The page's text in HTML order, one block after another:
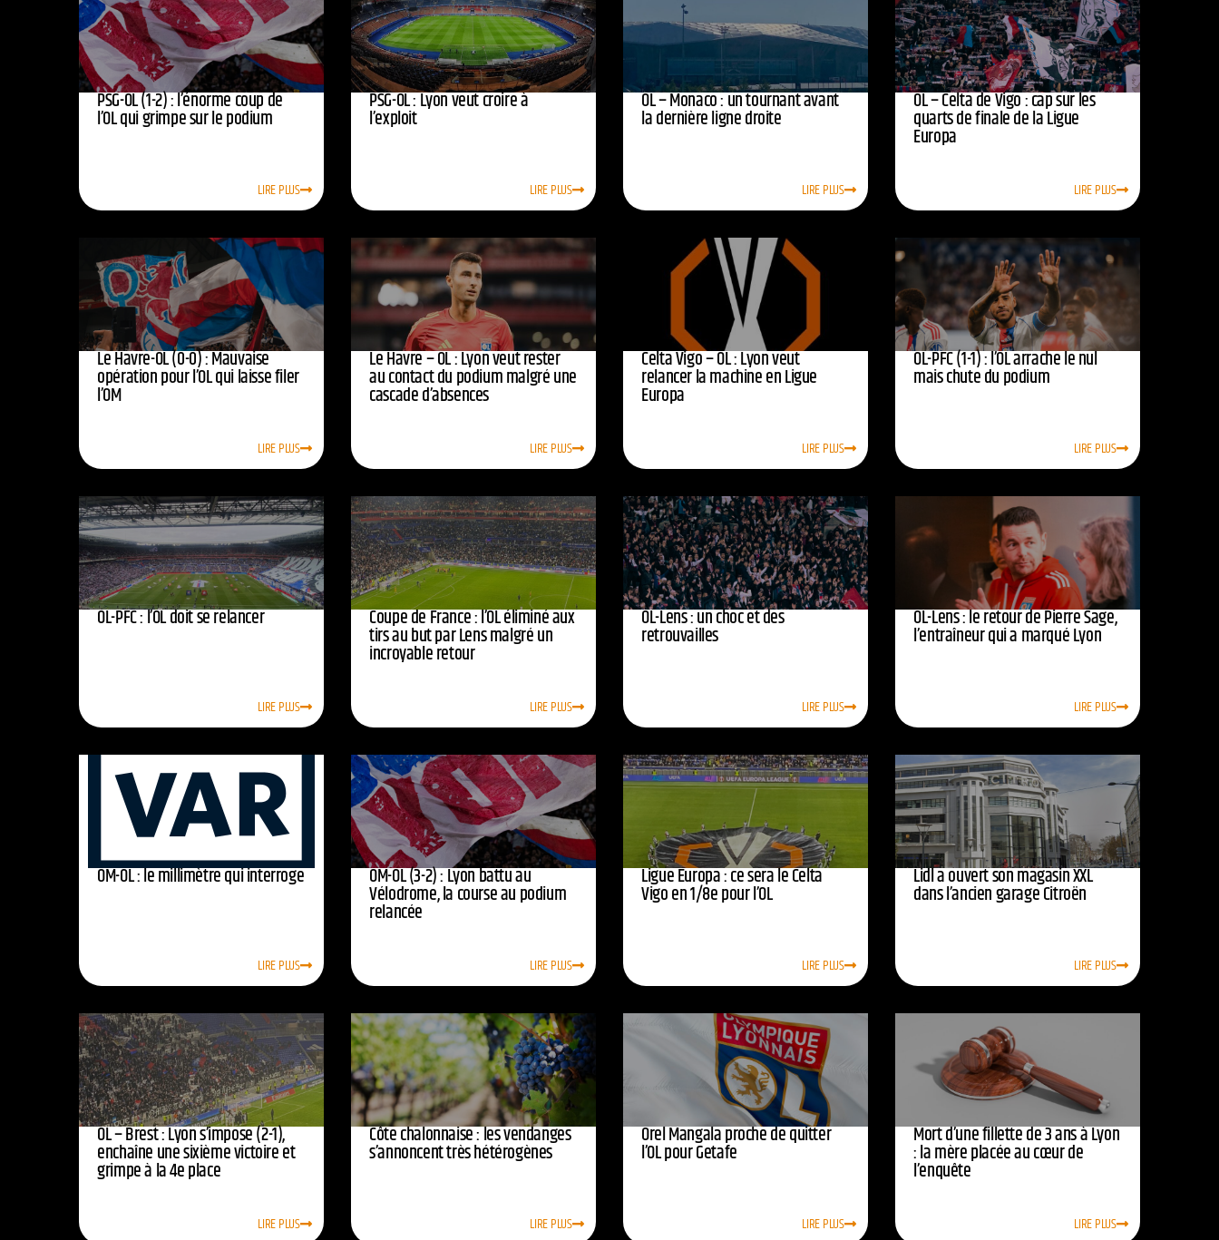
PSG-OL (1-2) : l’énorme coup de
l’OL qui grimpe sur le podium
LIRE PLUS
PSG-OL : Lyon veut croire à
l’exploit
LIRE PLUS
OL – Monaco : un tournant avant
la dernière ligne droite
LIRE PLUS
OL – Celta de Vigo : cap sur les
quarts de finale de la Ligue
Europa
LIRE PLUS
Le Havre-OL (0-0) : Mauvaise
opération pour l’OL qui laisse filer
l’OM
LIRE PLUS
Le Havre – OL : Lyon veut rester
au contact du podium malgré une
cascade d’absences
LIRE PLUS
Celta Vigo – OL : Lyon veut
relancer la machine en Ligue
Europa
LIRE PLUS
OL-PFC (1-1) : l’OL arrache le nul
mais chute du podium
LIRE PLUS
OL-PFC : l’OL doit se relancer
LIRE PLUS
Coupe de France : l’OL éliminé aux
tirs au but par Lens malgré un
incroyable retour
LIRE PLUS
OL-Lens : un choc et des
retrouvailles
LIRE PLUS
OL-Lens : le retour de Pierre Sage,
l’entraîneur qui a marqué Lyon
LIRE PLUS
OM-OL : le millimètre qui interroge
LIRE PLUS
OM-OL (3-2) : Lyon battu au
Vélodrome, la course au podium
relancée
LIRE PLUS
Ligue Europa : ce sera le Celta
Vigo en 1/8e pour l’OL
LIRE PLUS
Lidl a ouvert son magasin XXL
dans l’ancien garage Citroën
LIRE PLUS
OL – Brest : Lyon s’impose (2-1),
enchaîne une sixième victoire et
grimpe à la 4e place
LIRE PLUS
Côte chalonnaise : les vendanges
s’annoncent très hétérogènes
LIRE PLUS
Orel Mangala proche de quitter
l’OL pour Getafe
LIRE PLUS
Mort d’une fillette de 3 ans à Lyon
: la mère placée au cœur de
l’enquête
LIRE PLUS